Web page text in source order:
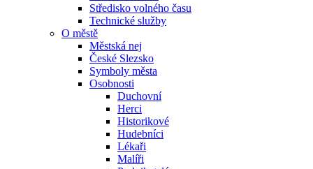
Středisko volného času
Technické služby
O městě
Městská nej
České Slezsko
Symboly města
Osobnosti
Duchovní
Herci
Historikové
Hudebníci
Lékaři
Malíři